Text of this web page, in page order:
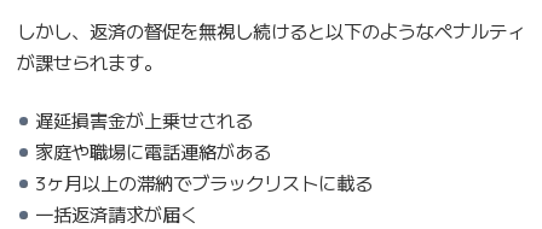
しかし、返済の督促を無視し続けると以下のようなペナルティ
が課せられます。
遅延損害金が上乗せされる
家庭や職場に電話連絡がある
3ヶ月以上の滞納でブラックリストに載る
一括返済請求が届く